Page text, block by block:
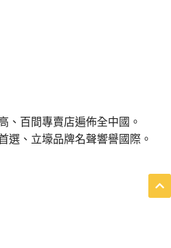
、百間專賣店遍佈全中國。
選、立壕品牌名聲響譽國際。